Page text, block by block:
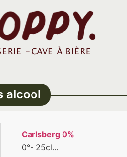
alcool
Carlsberg 0%
0°- 25cl...